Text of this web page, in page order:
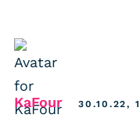
KaFoursays:30.10.22,